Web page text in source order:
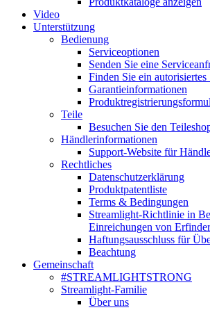
Video
Unterstützung
Bedienung
Serviceoptionen
Senden Sie eine
Finden Sie ein
Garantieinformationen
Teile
Besuchen Sie den
Händlerinformationen
Support-Website für
Rechtliches
Datenschutzerklärung
Produktpatentliste
Terms & Bedingungen
Streamlight-Richtlinie in
Einreichungen von
Haftungsausschluss für
Beachtung
Gemeinschaft
#STREAMLIGHTSTRONG
Streamlight-Familie
Über uns